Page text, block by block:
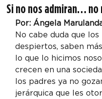
Si no nos admiran… no
Por: Ángela
No cabe duda que
despiertos, saben
lo que lo hicimos
crecen en una
los padres ya no
jerárquica que les